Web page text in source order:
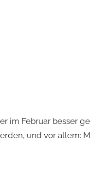
im Februar besser
und vor allem: